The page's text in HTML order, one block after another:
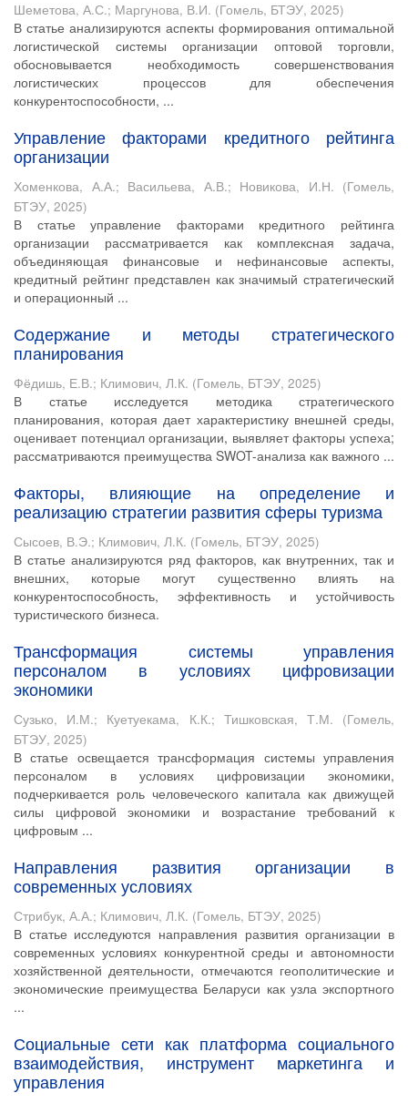
Шеметова, А.С.; Маргунова, В.И. (Гомель, БТЭУ, 2025)
В статье анализируются аспекты формирования оптимальной
логистической системы организации оптовой торговли,
обосновывается необходимость совершенствования
логистических процессов для обеспечения
конкурентоспособности, ...
Управление факторами кредитного рейтинга
организации
Хоменкова, А.А.; Васильева, А.В.; Новикова, И.Н. (Гомель,
БТЭУ, 2025)
В статье управление факторами кредитного рейтинга
организации рассматривается как комплексная задача,
объединяющая финансовые и нефинансовые аспекты,
кредитный рейтинг представлен как значимый стратегический
и операционный ...
Содержание и методы стратегического
планирования
Фёдишь, Е.В.; Климович, Л.К. (Гомель, БТЭУ, 2025)
В статье исследуется методика стратегического
планирования, которая дает характеристику внешней среды,
оценивает потенциал организации, выявляет факторы успеха;
рассматриваются преимущества SWOT-анализа как важного ...
Факторы, влияющие на определение и
реализацию стратегии развития сферы туризма
Сысоев, В.Э.; Климович, Л.К. (Гомель, БТЭУ, 2025)
В статье анализируются ряд факторов, как внутренних, так и
внешних, которые могут существенно влиять на
конкурентоспособность, эффективность и устойчивость
туристического бизнеса.
Трансформация системы управления
персоналом в условиях цифровизации
экономики
Сузько, И.М.; Куетуекама, К.К.; Тишковская, Т.М. (Гомель,
БТЭУ, 2025)
В статье освещается трансформация системы управления
персоналом в условиях цифровизации экономики,
подчеркивается роль человеческого капитала как движущей
силы цифровой экономики и возрастание требований к
цифровым ...
Направления развития организации в
современных условиях
Стрибук, А.А.; Климович, Л.К. (Гомель, БТЭУ, 2025)
В статье исследуются направления развития организации в
современных условиях конкурентной среды и автономности
хозяйственной деятельности, отмечаются геополитические и
экономические преимущества Беларуси как узла экспортного
...
Социальные сети как платформа социального
взаимодействия, инструмент маркетинга и
управления